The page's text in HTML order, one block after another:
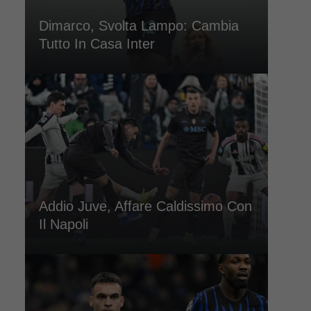
Dimarco, Svolta Lampo: Cambia
Tutto In Casa Inter
Addio Juve, Affare Caldissimo Con
Il Napoli